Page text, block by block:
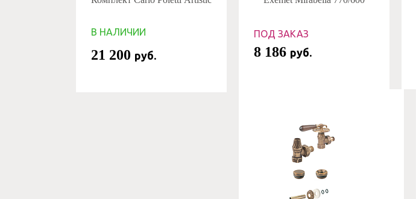
В НАЛИЧИИ
21 200 руб.
ПОД ЗАКАЗ
8 186 руб.